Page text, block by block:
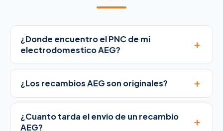
¿Donde encuentro el PNC de mi
electrodomestico AEG?
+
¿Los recambios AEG son originales? +
¿Cuanto tarda el envio de un recambio
AEG?
+